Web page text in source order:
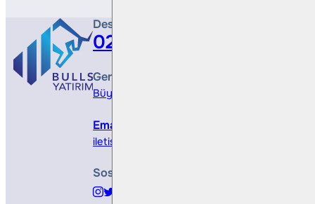
Destek Hattı
0212 410 0500
Genel Müdürlük
Büyükdere Cad. No 173, 1. Levent Plaza, B
Email
iletisim@bullsyatirim.com
Sosyal Medya